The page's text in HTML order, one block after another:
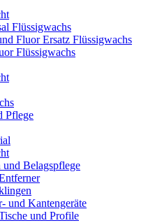
Flüssigwachs
Fluor Ersatz Flüssigwachs
Flüssigwachs
Pflege
und Belagspflege
und Kantengeräte
und Profile